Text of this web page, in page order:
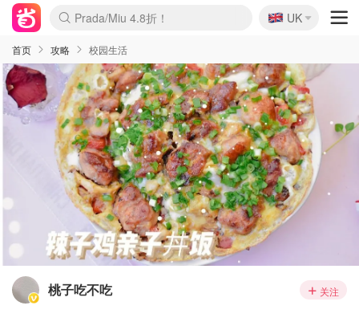
麦卢卡蜂蜜夏促！个位数！
Prada/Miu 4.8折！
啥？必胜客披萨5折！
🇬🇧
UK
首页 攻略 校园生活
桃子吃不吃 关注